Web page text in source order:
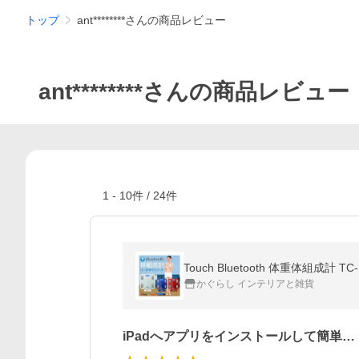
トップ ant********さんの商品レビュー
ant********さんの商品レビュー
1 - 10件 / 24件
Touch Bluetooth 体重体組成計
かぐらし インテリアと雑貨
iPadへアプリをインストールして簡単…